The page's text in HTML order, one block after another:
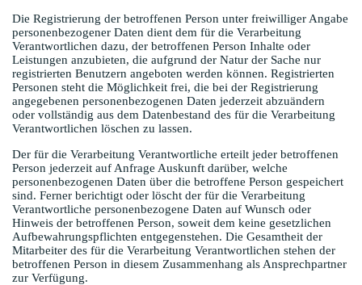
Die Registrierung der betroffenen Person unter freiwilliger Angabe
personenbezogener Daten dient dem für die Verarbeitung
Verantwortlichen dazu, der betroffenen Person Inhalte oder
Leistungen anzubieten, die aufgrund der Natur der Sache nur
registrierten Benutzern angeboten werden können. Registrierten
Personen steht die Möglichkeit frei, die bei der Registrierung
angegebenen personenbezogenen Daten jederzeit abzuändern
oder vollständig aus dem Datenbestand des für die Verarbeitung
Verantwortlichen löschen zu lassen.
Der für die Verarbeitung Verantwortliche erteilt jeder betroffenen
Person jederzeit auf Anfrage Auskunft darüber, welche
personenbezogenen Daten über die betroffene Person gespeichert
sind. Ferner berichtigt oder löscht der für die Verarbeitung
Verantwortliche personenbezogene Daten auf Wunsch oder
Hinweis der betroffenen Person, soweit dem keine gesetzlichen
Aufbewahrungspflichten entgegenstehen. Die Gesamtheit der
Mitarbeiter des für die Verarbeitung Verantwortlichen stehen der
betroffenen Person in diesem Zusammenhang als Ansprechpartner
zur Verfügung.